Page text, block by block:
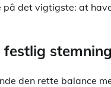
på det vigtigste: at
den rette balance